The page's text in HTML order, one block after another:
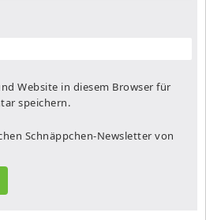
Website in diesem Browser für
speichern.
Schnäppchen-Newsletter von